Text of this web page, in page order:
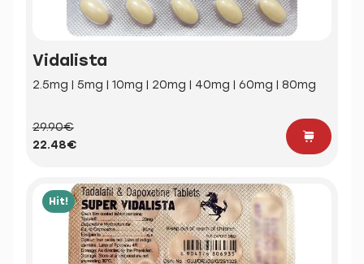
Vidalista
2.5mg | 5mg | 10mg | 20mg | 40mg | 60mg | 80mg
29.90€
22.48€
Hit!